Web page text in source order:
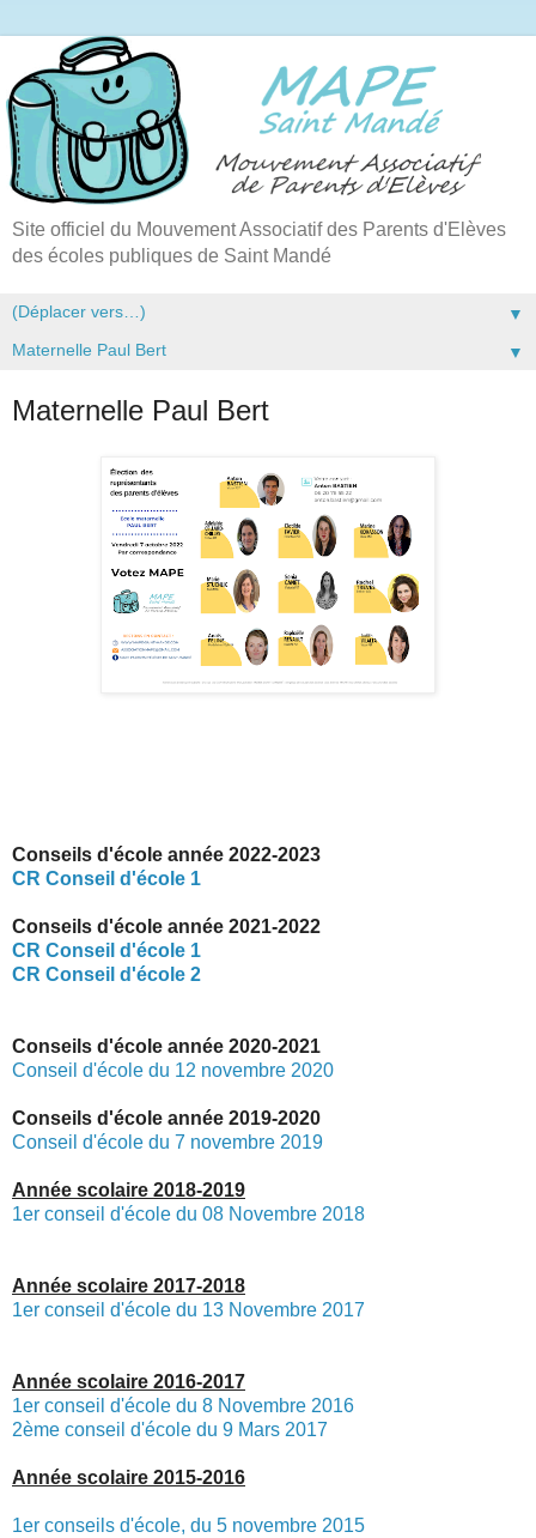
Site officiel du Mouvement Associatif des Parents d'Elèves
des écoles publiques de Saint Mandé
▼
▼
Maternelle Paul Bert
Conseils d'école année 2022-2023
CR Conseil d'école 1
Conseils d'école année 2021-2022
CR Conseil d'école 1
CR Conseil d'école 2
Conseils d'école année 2020-2021
Conseil d'école du 12 novembre 2020
Conseils d'école année 2019-2020
Conseil d'école du 7 novembre 2019
Année scolaire 2018-2019
1er conseil d'école du 08 Novembre 2018
Année scolaire 2017-2018
1er conseil d'école du 13 Novembre 2017
Année scolaire 2016-2017
1er conseil d'école du 8 Novembre 2016
2ème conseil d'école du 9 Mars 2017
Année scolaire 2015-2016
1er conseils d'école, du 5 novembre 2015